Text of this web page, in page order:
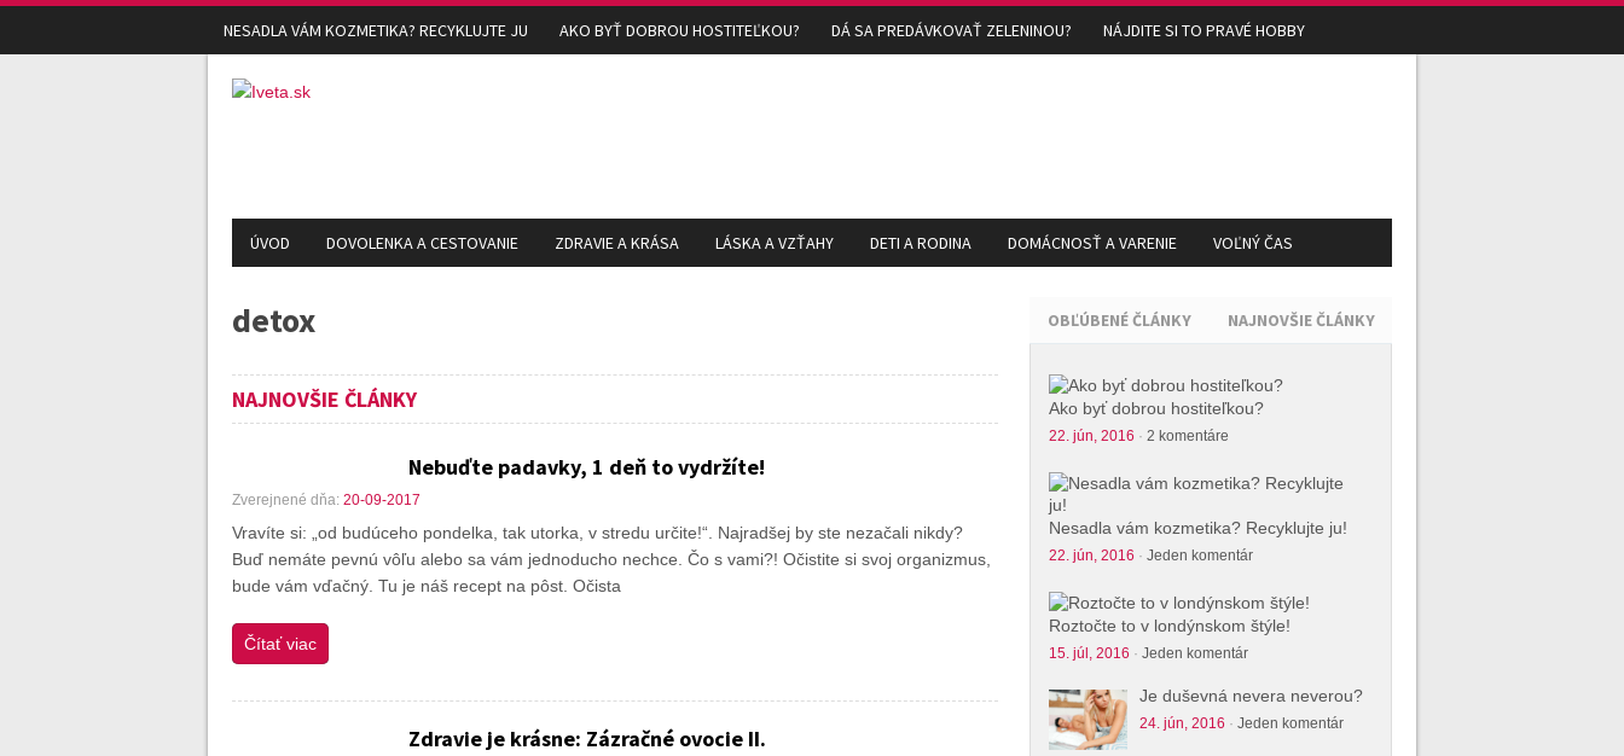
NESADLA VÁM KOZMETIKA? RECYKLUJTE JU AKO BYŤ DOBROU HOSTITEĽKOU? DÁ SA PREDÁVKOVAŤ ZELENINOU? NÁJDITE SI TO PRAVÉ HOBBY
ÚVOD DOVOLENKA A CESTOVANIE ZDRAVIE A KRÁSA LÁSKA A VZŤAHY DETI A RODINA DOMÁCNOSŤ A VARENIE VOĽNÝ ČAS
detox
NAJNOVŠIE ČLÁNKY
Nebuďte padavky, 1 deň to vydržíte!
Zverejnené dňa: 20-09-2017
Vravíte si: „od budúceho pondelka, tak utorka, v stredu určite!“. Najradšej by ste nezačali nikdy?
Buď nemáte pevnú vôľu alebo sa vám jednoducho nechce. Čo s vami?! Očistite si svoj organizmus,
bude vám vďačný. Tu je náš recept na pôst. Očista
Čítať viac
Zdravie je krásne: Zázračné ovocie II.
OBĽÚBENÉ ČLÁNKY NAJNOVŠIE ČLÁNKY
Ako byť dobrou hostiteľkou?
22. jún, 2016 · 2 komentáre
Nesadla vám kozmetika? Recyklujte ju!
22. jún, 2016 · Jeden komentár
Roztočte to v londýnskom štýle!
15. júl, 2016 · Jeden komentár
Je duševná nevera neverou?
24. jún, 2016 · Jeden komentár